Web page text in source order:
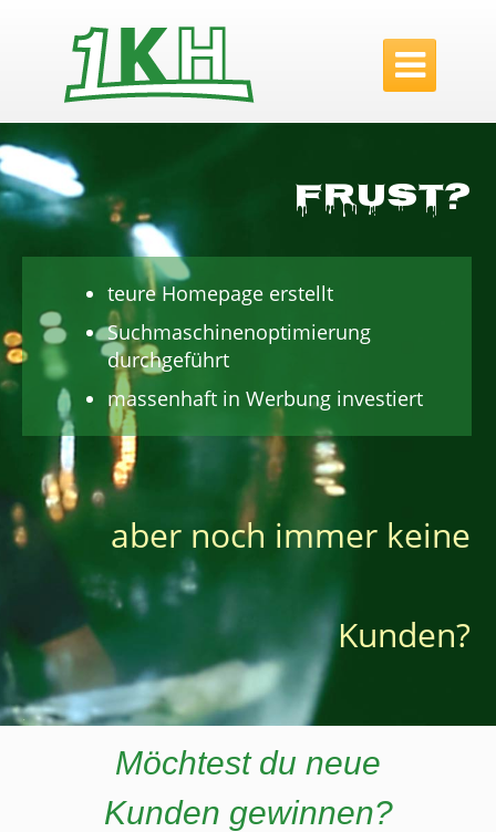

Frust?
teure Homepage erstellt
Suchmaschinenoptimierung
durchgeführt
massenhaft in Werbung investiert
aber noch immer keine
Kunden?
.
Möchtest du neue
Kunden gewinnen?